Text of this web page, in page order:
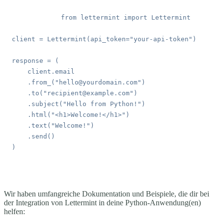
Wir haben umfangreiche Dokumentation und Beispiele, die dir bei
der Integration von Lettermint in deine Python-Anwendung(en)
helfen: